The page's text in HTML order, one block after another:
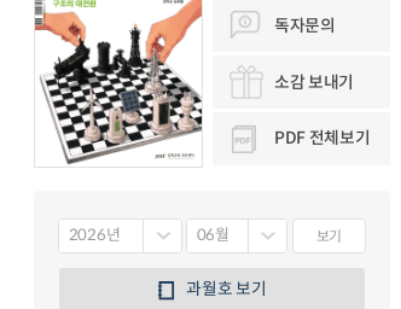
독자문의
소감 보내기
PDF 전체보기
보기
과월호 보기